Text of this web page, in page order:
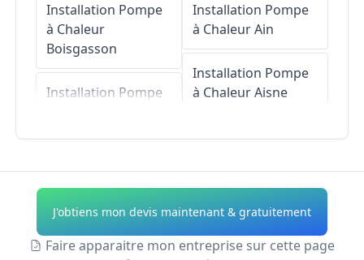
Installation Pompe
à Chaleur
Boisgasson
Installation Pompe
Installation Pompe
Courtalain
Installation Pompe
à ChaleurAin
Installation Pompe
à ChaleurAisne
Installation Pompe
à Chaleur Alpes-de-
Haute-Provence
J'obtiens mon devis maintenant & gratuitement
Faire apparaitre mon entreprise sur cette page